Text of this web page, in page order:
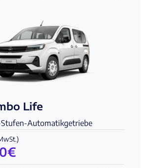
Life
Automatikgetriebe
€